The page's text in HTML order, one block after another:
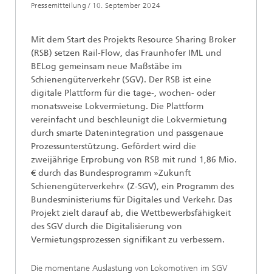
Pressemitteilung / 10. September 2024
Mit dem Start des Projekts Resource Sharing Broker
(RSB) setzen Rail-Flow, das Fraunhofer IML und
BELog gemeinsam neue Maßstäbe im
Schienengüterverkehr (SGV). Der RSB ist eine
digitale Plattform für die tage-, wochen- oder
monatsweise Lokvermietung. Die Plattform
vereinfacht und beschleunigt die Lokvermietung
durch smarte Datenintegration und passgenaue
Prozessunterstützung. Gefördert wird die
zweijährige Erprobung von RSB mit rund 1,86 Mio.
€ durch das Bundesprogramm »Zukunft
Schienengüterverkehr« (Z-SGV), ein Programm des
Bundesministeriums für Digitales und Verkehr. Das
Projekt zielt darauf ab, die Wettbewerbsfähigkeit
des SGV durch die Digitalisierung von
Vermietungsprozessen signifikant zu verbessern.
Die momentane Auslastung von Lokomotiven im SGV